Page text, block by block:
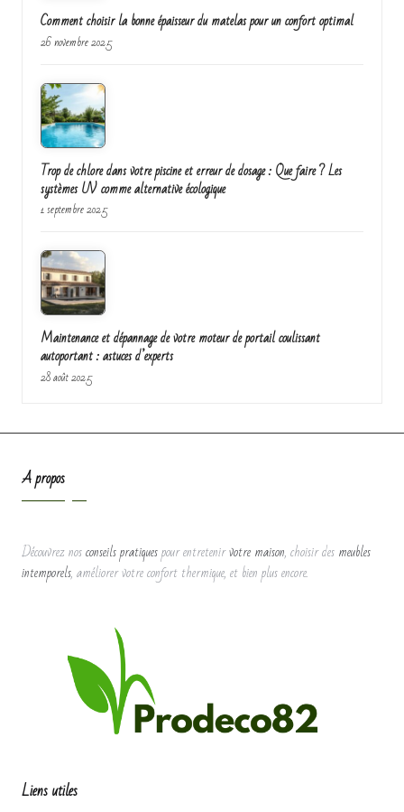
Comment choisir la bonne épaisseur du matelas pour un confort optimal
26 novembre 2025
Trop de chlore dans votre piscine et erreur de dosage : Que faire ? Les
systèmes UV comme alternative écologique
1 septembre 2025
Maintenance et dépannage de votre moteur de portail coulissant
autoportant : astuces d’experts
28 août 2025
A propos
Découvrez nosconseils pratiquespour entretenirvotre maison, choisir desmeubles
intemporels, améliorer votre confort thermique, et bien plus encore.
Liens utiles